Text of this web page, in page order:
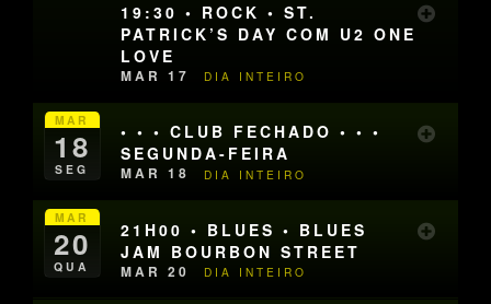
19:30 • ROCK • ST.
PATRICK’S DAY COM U2 ONE
LOVE
MAR 17 DIA INTEIRO
MAR
18
SEG
• • • CLUB FECHADO • • •
SEGUNDA-FEIRA
MAR 18 DIA INTEIRO
MAR
20
QUA
21H00 • BLUES • BLUES
JAM BOURBON STREET
MAR 20 DIA INTEIRO